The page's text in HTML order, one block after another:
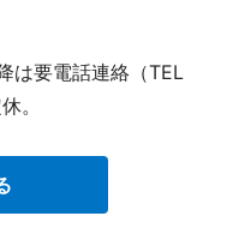
は要電話連絡（TEL
。